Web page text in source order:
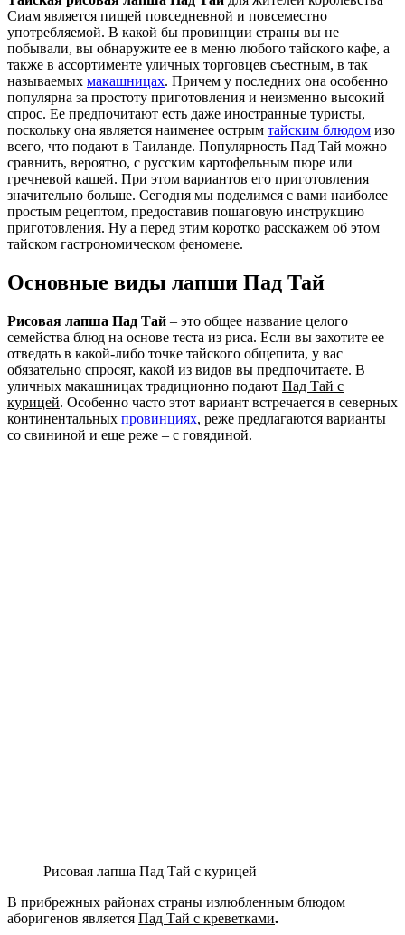
Сиам является пищей повседневной и повсеместно
употребляемой. В какой бы провинции страны вы не
побывали, вы обнаружите ее в меню любого тайского кафе, а
также в ассортименте уличных торговцев съестным, в так
называемых макашницах. Причем у последних она особенно
популярна за простоту приготовления и неизменно высокий
спрос. Ее предпочитают есть даже иностранные туристы,
поскольку она является наименее острым тайским блюдом изо
всего, что подают в Таиланде. Популярность Пад Тай можно
сравнить, вероятно, с русским картофельным пюре или
гречневой кашей. При этом вариантов его приготовления
значительно больше. Сегодня мы поделимся с вами наиболее
простым рецептом, предоставив пошаговую инструкцию
приготовления. Ну а перед этим коротко расскажем об этом
тайском гастрономическом феномене.
Основные виды лапши Пад Тай
Рисовая лапша Пад Тай – это общее название целого
семейства блюд на основе теста из риса. Если вы захотите ее
отведать в какой-либо точке тайского общепита, у вас
обязательно спросят, какой из видов вы предпочитаете. В
уличных макашницах традиционно подают Пад Тай с
курицей. Особенно часто этот вариант встречается в северных
континентальных провинциях, реже предлагаются варианты
со свининой и еще реже – с говядиной.
Рисовая лапша Пад Тай с курицей
В прибрежных районах страны излюбленным блюдом
аборигенов является Пад Тай с креветками.